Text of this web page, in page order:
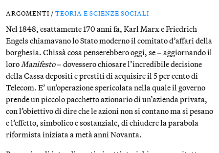
ARGOMENTI / TEORIA E SCIENZE SOCIALI
Nel 1848, esattamente 170 anni fa, Karl Marx e Friedrich
Engels chiamavano lo Stato moderno il comitato d’affari della
borghesia. Chissà cosa penserebbero oggi, se – aggiornando il
loroManifesto– dovessero chiosare l’incredibile decisione
della Cassa depositi e prestiti di acquisire il 5 per cento di
Telecom. E’ un’operazione spericolata nella quale il governo
prende un piccolo pacchetto azionario di un’azienda privata,
con l’obiettivo di dire che le azioni non si contano ma si pesano
e l’effetto, simbolico e sostanziale, di chiudere la parabola
riformista iniziata a metà anni Novanta.